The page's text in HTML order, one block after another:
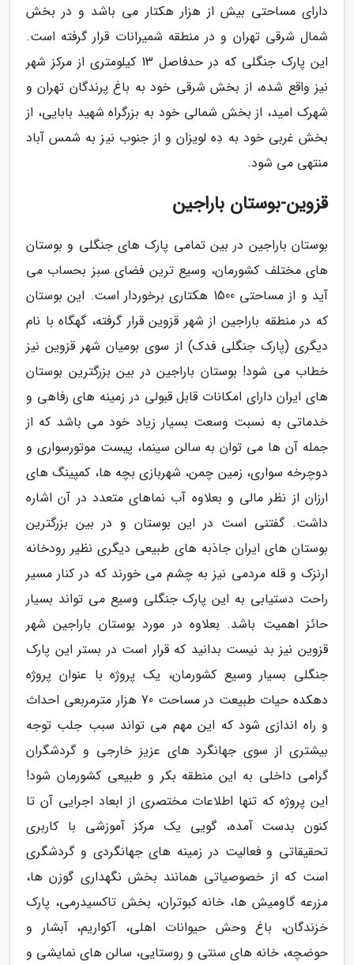
دارای مساحتی بیش از هزار هکتار می باشد و در بخش
شمال شرقی تهران و در منطقه شمیرانات قرار گرفته است.
این پارک جنگلی که در حدفاصل 13 کیلومتری از مرکز شهر
نیز واقع شده، از بخش شرقی خود به باغ پرندگان تهران و
شهرک امید، از بخش شمالی خود به بزرگراه شهید بابایی، از
بخش غربی خود به دِه لویزان و از جنوب نیز به شمس آباد
منتهی می شود.
قزوین-بوستان باراجین
بوستان باراجین در بین تمامی پارک های جنگلی و بوستان
های مختلف کشورمان، وسیع ترین فضای سبز بحساب می
آید و از مساحتی 1500 هکتاری برخوردار است. این بوستان
که در منطقه باراجین از شهر قزوین قرار گرفته، گهگاه با نام
دیگری (پارک جنگلی فدک) از سوی بومیان شهر قزوین نیز
خطاب می شود! بوستان باراجین در بین بزرگترین بوستان
های ایران دارای امکانات قابل قبولی در زمینه های رفاهی و
خدماتی به نسبت وسعت بسیار زیاد خود می باشد که از
جمله آن ها می توان به سالن سینما، پیست موتورسواری و
دوچرخه سواری، زمین چمن، شهربازی بچه ها، کمپینگ های
ارزان از نظر مالی و بعلاوه آب نماهای متعدد در آن اشاره
داشت. گفتنی است در این بوستان و در بین بزرگترین
بوستان های ایران جاذبه های طبیعی دیگری نظیر رودخانه
ارنزک و قله مردمی نیز به چشم می خورند که در کنار مسیر
راحت دستیابی به این پارک جنگلی وسیع می تواند بسیار
حائز اهمیت باشد. بعلاوه در مورد بوستان باراجین شهر
قزوین نیز بد نیست بدانید که قرار است در بستر این پارک
جنگلی بسیار وسیع کشورمان، یک پروژه با عنوان پروژه
دهکده حیات طبیعت در مساحت 70 هزار مترمربعی احداث
و راه اندازی شود که این مهم می تواند سبب جلب توجه
بیشتری از سوی جهانگرد های عزیز خارجی و گردشگران
گرامی داخلی به این منطقه بکر و طبیعی کشورمان شود!
این پروژه که تنها اطلاعات مختصری از ابعاد اجرایی آن تا
کنون بدست آمده، گویی یک مرکز آموزشی با کاربری
تحقیقاتی و فعالیت در زمینه های جهانگردی و گردشگری
است که از خصوصیاتی همانند بخش نگهداری گوزن ها،
مزرعه گاومیش ها، خانه کبوتران، بخش تاکسیدرمی، پارک
خزندگان، باغ وحش حیوانات اهلی، آکواریم، آبشار و
حوضچه، خانه های سنتی و روستایی، سالن های نمایشی و